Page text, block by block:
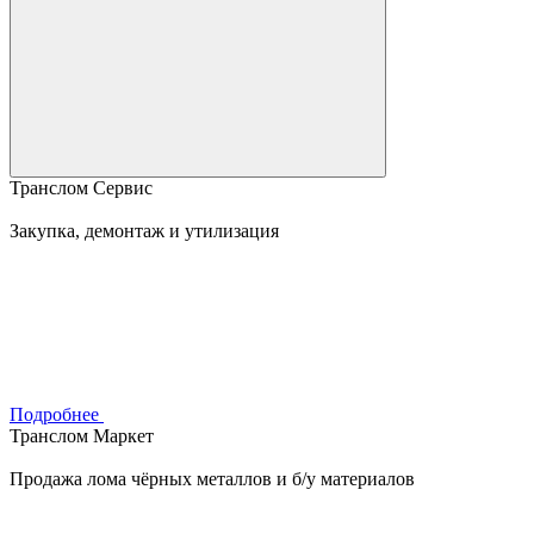
Транслом Сервис
Закупка, демонтаж и утилизация
Подробнее
Транслом Маркет
Продажа лома чёрных металлов и б/у материалов